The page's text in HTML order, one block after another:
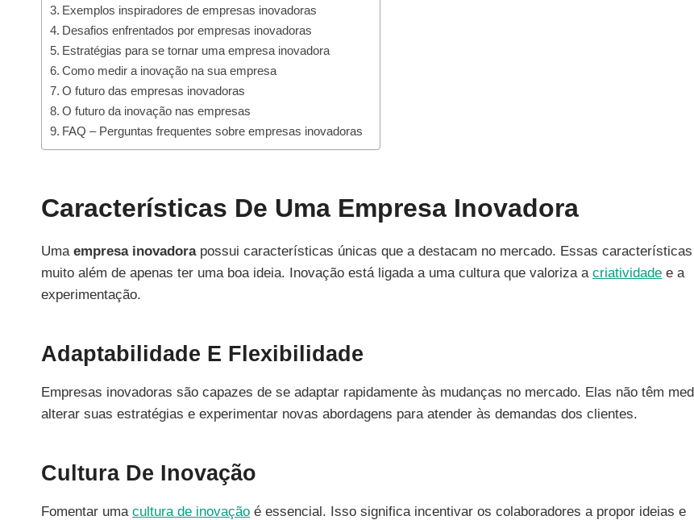
Exemplos inspiradores de empresas inovadoras
Desafios enfrentados por empresas inovadoras
Estratégias para se tornar uma empresa inovadora
Como medir a inovação na sua empresa
O futuro das empresas inovadoras
O futuro da inovação nas empresas
FAQ – Perguntas frequentes sobre empresas inovadoras
Características De Uma Empresa Inovadora
Uma empresa inovadorapossui características únicas que a destacam no mercado. Essas
muito além de apenas ter uma boa ideia. Inovação está ligada a uma cultura que valoriza a criatividade e a
experimentação.
Adaptabilidade E Flexibilidade
Empresas inovadoras são capazes de se adaptar rapidamente às mudanças no mercado. Elas não têm
alterar suas estratégias e experimentar novas abordagens para atender às demandas dos clientes.
Cultura De Inovação
Fomentar uma cultura de inovação é essencial. Isso significa incentivar os colaboradores a propor ideias e